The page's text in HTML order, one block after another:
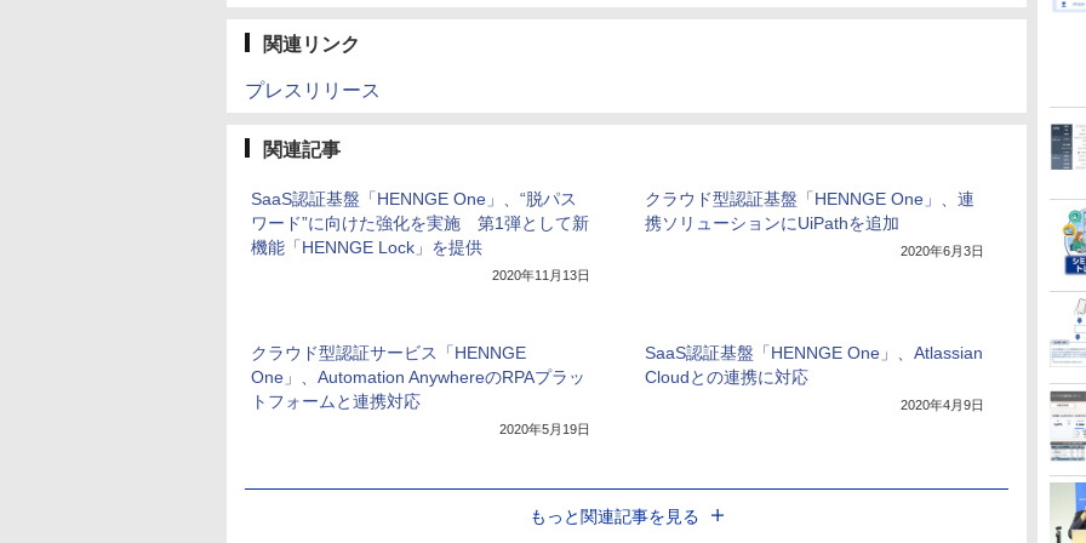
関連リンク
プレスリリース
関連記事
SaaS認証基盤「HENNGE One」、“脱パス
ワード”に向けた強化を実施 第1弾として新
機能「HENNGE Lock」を提供
2020年11月13日
クラウド型認証基盤「HENNGE One」、連
携ソリューションにUiPathを追加
2020年6月3日
クラウド型認証サービス「HENNGE
One」、Automation AnywhereのRPAプラッ
トフォームと連携対応
2020年5月19日
SaaS認証基盤「HENNGE One」、Atlassian
Cloudとの連携に対応
2020年4月9日
もっと関連記事を見る